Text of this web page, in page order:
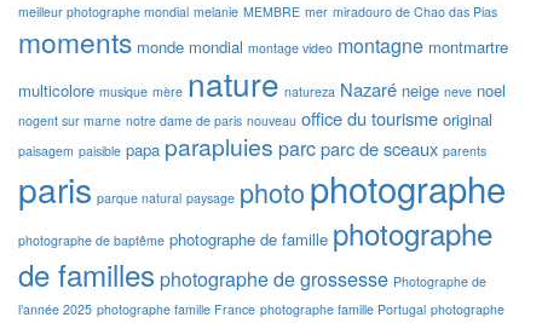
meilleur photographe mondial melanie MEMBRE mer miradouro de Chao das Pias
moments monde mondial montage video montagne montmartre
multicolore musique mère nature natureza Nazaré neige neve noel
nogent sur marne notre dame de paris nouveau office du tourisme original
paisagem paisible papa parapluies parcparc de sceaux parents
paris parque natural paysage photophotographe
photographe de baptême photographe de famille photographe
de familles photographe de grossesse Photographe de
l’année 2025 photographe famille France photographe famille Portugal photographe